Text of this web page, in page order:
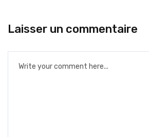
Laisser un commentaire